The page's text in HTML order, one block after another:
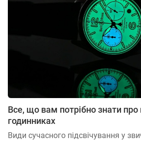
Все, що вам потрібно знати про
годинниках
Види сучасного підсвічування у